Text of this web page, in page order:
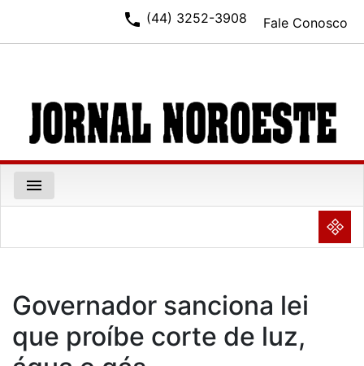
Fale Conosco
phone (44) 3252-3908
menu
NULL
Governador sanciona lei
que proíbe corte de luz,